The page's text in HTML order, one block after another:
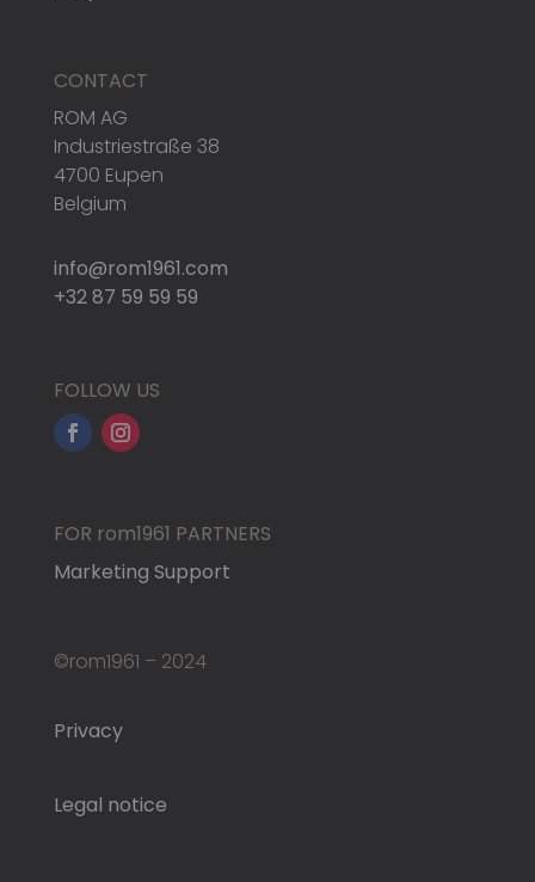
CONTACT
ROM AG
Industriestraße 38
4700 Eupen
Belgium
info@rom1961.com
+32 87 59 59 59
FOLLOW US
FOR rom1961 PARTNERS
Marketing Support
©rom1961 – 2024
Privacy
Legal notice